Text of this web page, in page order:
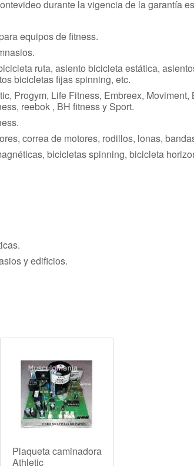
durante la vigencia de la garantía
equipos de fitness.
ruta, asiento bicicleta estática,
bicicletas fijas spinning, etc.
Progym, Life Fitness, Embreex,
reebok , BH fitness y Sport.
correa de motores, rodillos, lonas,
bicicletas spinning, bicicleta
y edificios.
Plaqueta caminadora
Athletic